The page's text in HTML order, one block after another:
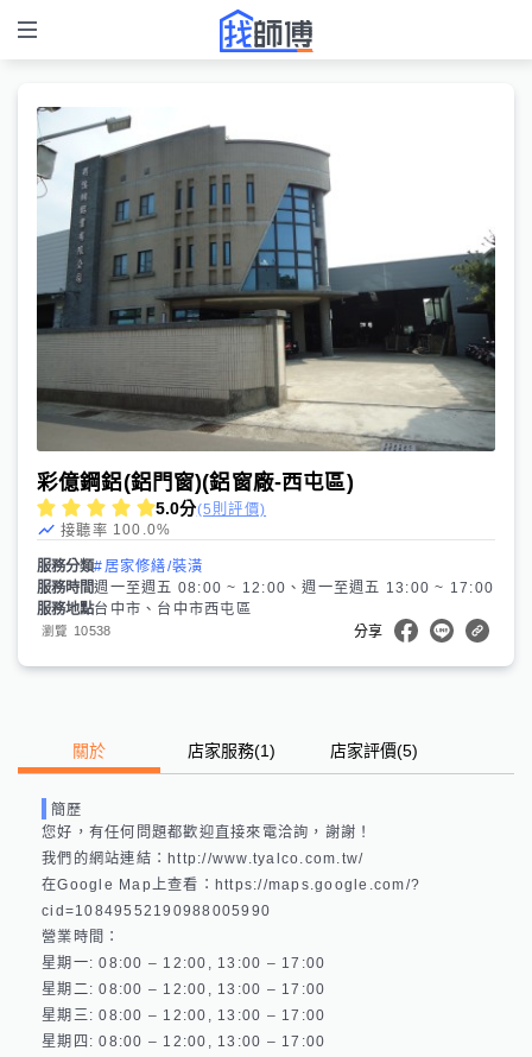
彩億鋼鋁(鋁門窗)(鋁窗廠-西屯區)
5.0分(5則評價)
接聽率 100.0%
服務分類#居家修繕/裝潢
服務時間週一至週五 08:00 ~ 12:00、週一至週五 13:00 ~ 17:00
服務地點台中市、台中市西屯區
瀏覽 10538 分享
關於 店家服務(1) 店家評價(5)
簡歷
您好，有任何問題都歡迎直接來電洽詢，謝謝！
我們的網站連結：http://www.tyalco.com.tw/
在Google Map上查看：https://maps.google.com/?
cid=10849552190988005990
營業時間：
星期一: 08:00 – 12:00, 13:00 – 17:00
星期二: 08:00 – 12:00, 13:00 – 17:00
星期三: 08:00 – 12:00, 13:00 – 17:00
星期四: 08:00 – 12:00, 13:00 – 17:00